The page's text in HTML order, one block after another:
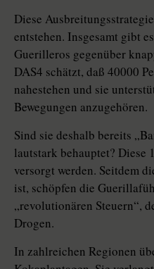
Diese
entstehen. Insgesamt gibt
Guerilleros gegenüber
DAS4 schätzt, daß 40000
nahestehen und sie
Bewegungen anzugehören.
Sind sie deshalb bereits
lautstark behauptet? Diese
versorgt werden. Seitdem
ist, schöpfen die
„revolutionären Steuern“,
Drogen.
In zahlreichen Regionen